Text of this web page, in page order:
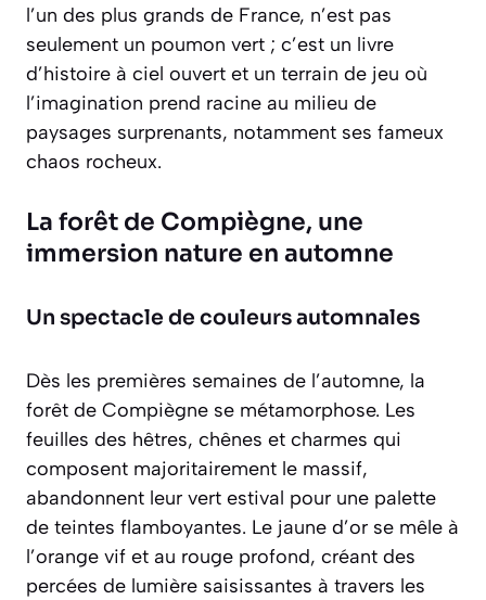
l’un des plus grands de France, n’est pas
seulement un poumon vert ; c’est un livre
d’histoire à ciel ouvert et un terrain de jeu où
l’imagination prend racine au milieu de
paysages surprenants, notamment ses fameux
chaos rocheux.
La forêt de Compiègne, une
immersion nature en automne
Un spectacle de couleurs automnales
Dès les premières semaines de l’automne, la
forêt de Compiègne se métamorphose. Les
feuilles des hêtres, chênes et charmes qui
composent majoritairement le massif,
abandonnent leur vert estival pour une palette
de teintes flamboyantes. Le jaune d’or se mêle à
l’orange vif et au rouge profond, créant des
percées de lumière saisissantes à travers les